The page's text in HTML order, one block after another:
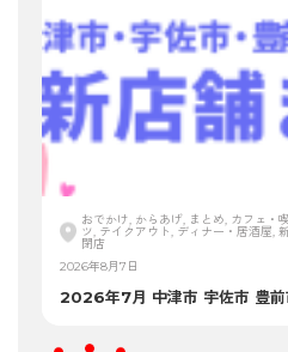
おでかけ, からあげ, まとめ, カフェ・
ツ, テイクアウト, ディナー・居酒屋,
閉店
2026年8月7日
2026年7月 中津市 宇佐市 豊前